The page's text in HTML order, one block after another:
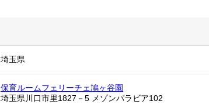
埼玉県
保育ルームフェリーチェ鳩ヶ谷園
埼玉県川口市里1827－5 メゾンパラビア102